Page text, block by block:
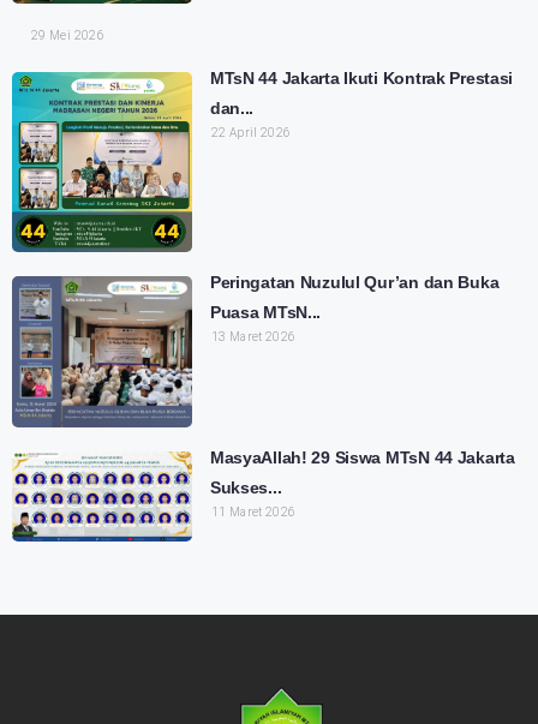
29 Mei 2026
MTsN 44 Jakarta Ikuti Kontrak Prestasi
dan...
22 April 2026
Peringatan Nuzulul Qur’an dan Buka
Puasa MTsN...
13 Maret 2026
MasyaAllah! 29 Siswa MTsN 44 Jakarta
Sukses...
11 Maret 2026